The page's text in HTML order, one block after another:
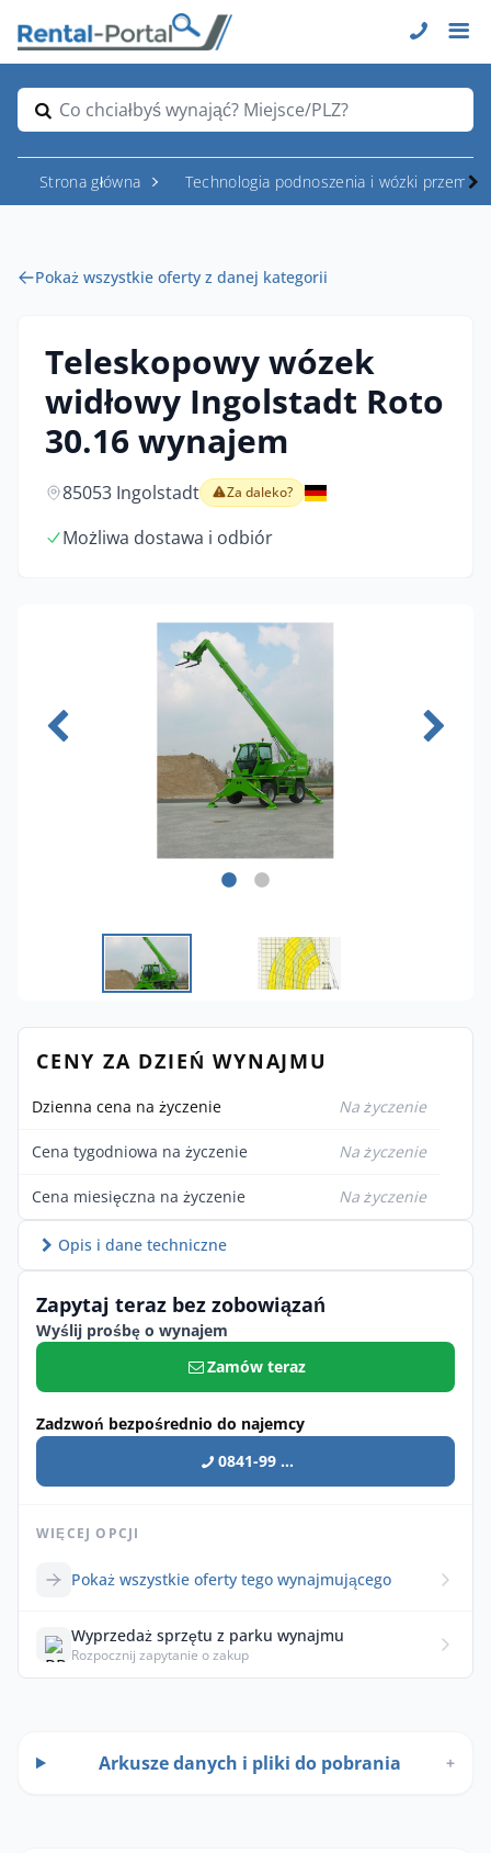
Co chciałbyś wynająć? Miejsce/PLZ?
Strona główna Technologia podnoszenia i wózki
Pokaż wszystkie oferty z danej kategorii
Teleskopowy wózek
widłowy Ingolstadt Roto
30.16 wynajem
85053 Ingolstadt Za daleko?
Możliwa dostawa i odbiór
CENY ZA DZIEŃ WYNAJMU
Dzienna cena na życzenie Na życzenie
Cena tygodniowa na życzenie Na życzenie
Cena miesięczna na życzenie Na życzenie
Opis i dane techniczne
Zapytaj teraz bez zobowiązań
Wyślij prośbę o wynajem
Zamów teraz
Zadzwoń bezpośrednio do najemcy
0841-99 ...
WIĘCEJ OPCJI
Pokaż wszystkie oferty tego wynajmującego
Wyprzedaż sprzętu z parku wynajmu
Rozpocznij zapytanie o zakup
Arkusze danych i pliki do pobrania +